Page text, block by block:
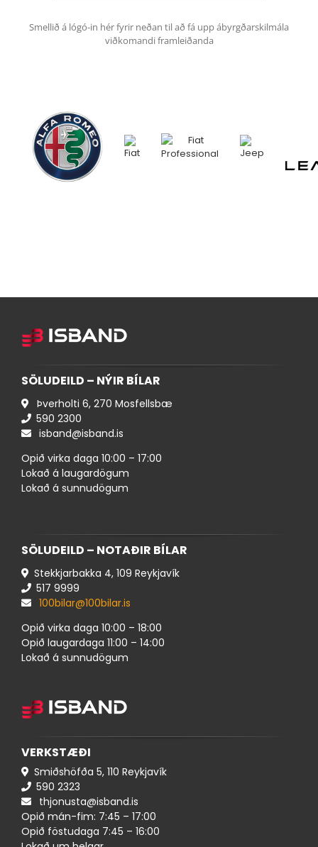
Smellið á lógó-in hér fyrir neðan til að fá upp ábyrgðarskilmála
viðkomandi framleiðanda
SÖLUDEILD – NÝIR BÍLAR
Þverholti 6, 270 Mosfellsbæ
590 ​2300
isband@isband.is
Opið virka daga 10:00 – 17:00
Lokað á laugardögum
Lokað á sunnudögum
SÖLUDEILD – NOTAÐIR BÍLAR
Stekkjarbakka 4, 109 Reykjavík
517 ​9999
100bilar@100bilar.is
Opið virka daga 10:00 – 18:00
Opið laugardaga 11:00 – 14:00
Lokað á sunnudögum
VERKSTÆÐI
Smiðshöfða 5, 110 Reykjavík
590 ​​2323
thjonusta@isband.is
Opið mán-fim: 7:45 – 17:00
Opið föstudaga 7:45 – 16:00